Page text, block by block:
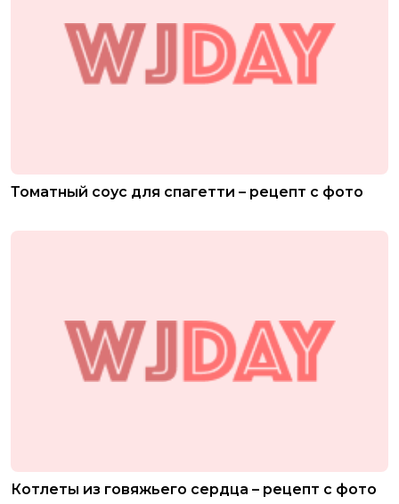
Томатный соус для спагетти – рецепт с фото
Котлеты из говяжьего сердца – рецепт с фото